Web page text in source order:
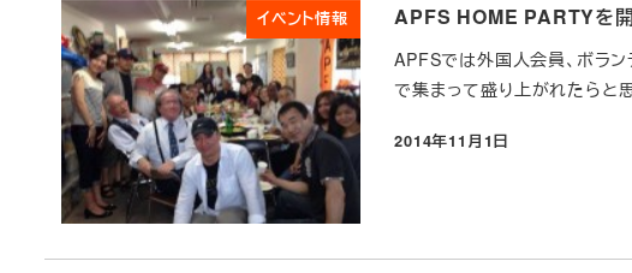
イベント情報 APFS HOME PARTYを開
APFSでは外国人会員、ボラン
で集まって盛り上がれたらと
投稿日
2014年11月1日